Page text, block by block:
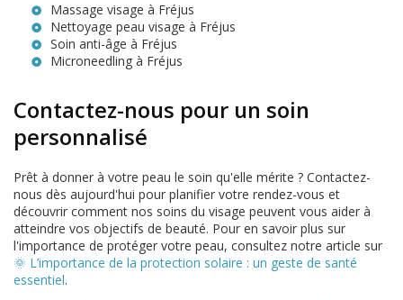
Massage visage à Fréjus
Nettoyage peau visage à Fréjus
Soin anti-âge à Fréjus
Microneedling à Fréjus
Contactez-nous pour un soin
personnalisé
Prêt à donner à votre peau le soin qu'elle mérite ? Contactez-
nous dès aujourd'hui pour planifier votre rendez-vous et
découvrir comment nos soins du visage peuvent vous aider à
atteindre vos objectifs de beauté. Pour en savoir plus sur
l'importance de protéger votre peau, consultez notre article sur
🌞 L’importance de la protection solaire : un geste de santé
essentiel.